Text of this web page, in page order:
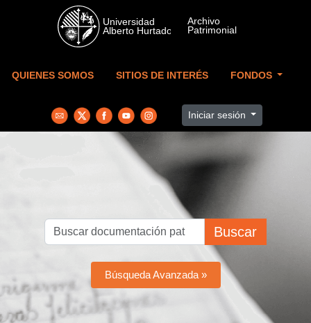
Skip to main content
QUIENES SOMOS SITIOS DE INTERÉS FONDOS
Iniciar sesión
Buscar
Búsqueda Avanzada »